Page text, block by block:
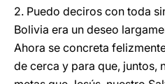
2. Puedo deciros con toda
Bolivia era un deseo
Ahora se concreta
de cerca y para que, juntos,